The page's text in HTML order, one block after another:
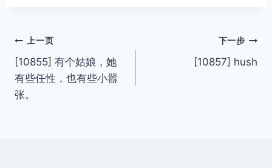
文
章
导
上一页
[10855] 有个姑娘，她
有些任性，也有些小嚣
张。
下一步
[10857] hush